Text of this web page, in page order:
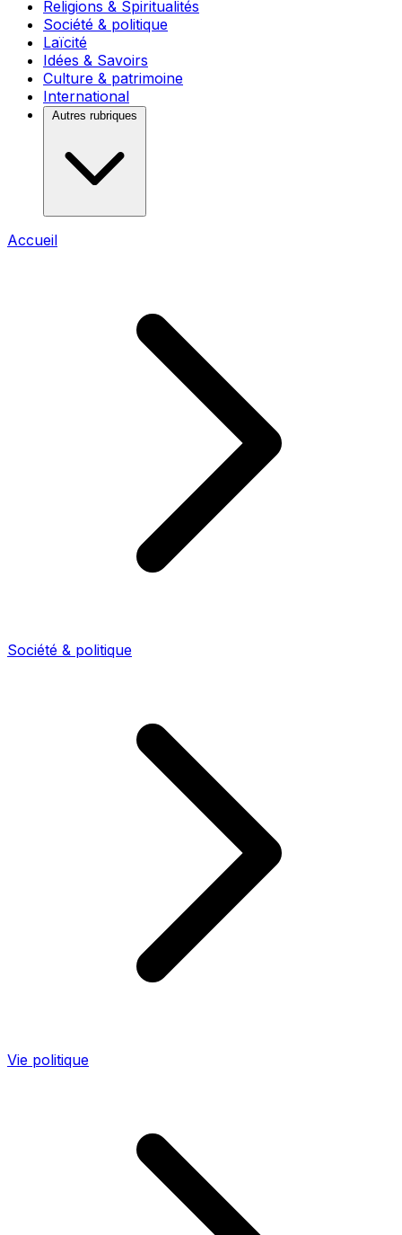
Religions & Spiritualités
Société & politique
Laïcité
Idées & Savoirs
Culture & patrimoine
International
Autres rubriques
Accueil
Société & politique
Vie politique